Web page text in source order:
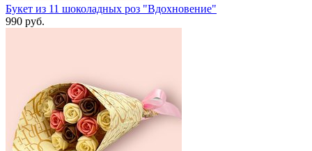
Букет из 11 шоколадных роз "Вдохновение"
990 руб.